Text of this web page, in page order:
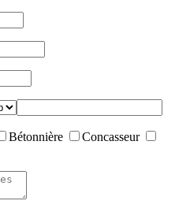
Bétonnière
Concasseur